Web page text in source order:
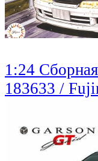
1:24
183633 /